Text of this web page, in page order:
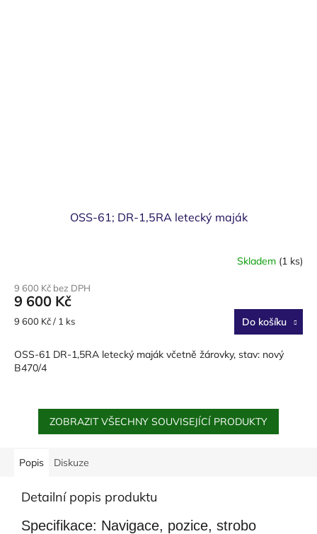
OSS-61; DR-1,5RA letecký maják
Skladem (1 ks)
9 600 Kč bez DPH
9 600 Kč
Měrná
9 600 Kč / 1 ks Do košíku
OSS-61 DR-1,5RA letecký maják včetně žárovky, stav: nový
B470/4
ZOBRAZIT VŠECHNY SOUVISEJÍCÍ PRODUKTY
Popis Diskuze
Detailní popis produktu
Specifikace: Navigace, pozice, strobo